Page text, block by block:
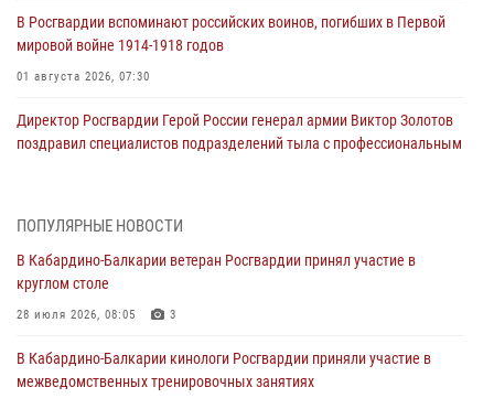
В Росгвардии вспоминают российских воинов, погибших в Первой
мировой войне 1914-1918 годов
01 августа 2026, 07:30
Директор Росгвардии Герой России генерал армии Виктор Золотов
поздравил специалистов подразделений тыла с профессиональным
направлении
31 июля 2026, 09:22
генерала армии Виктора Золотова с заместителем полномочного
представителя Президента Российской Федерации в Северо-
ПОПУЛЯРНЫЕ НОВОСТИ
В Кабардино-Балкарии ветеран Росгвардии принял участие в
круглом столе
28 июля 2026, 08:05 3
В Кабардино-Балкарии кинологи Росгвардии приняли участие в
межведомственных тренировочных занятиях